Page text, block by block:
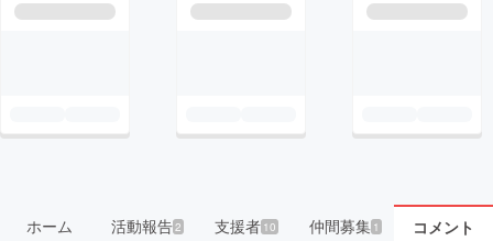
ホーム 活動報告2 支援者 10 仲間募集 1 コメント